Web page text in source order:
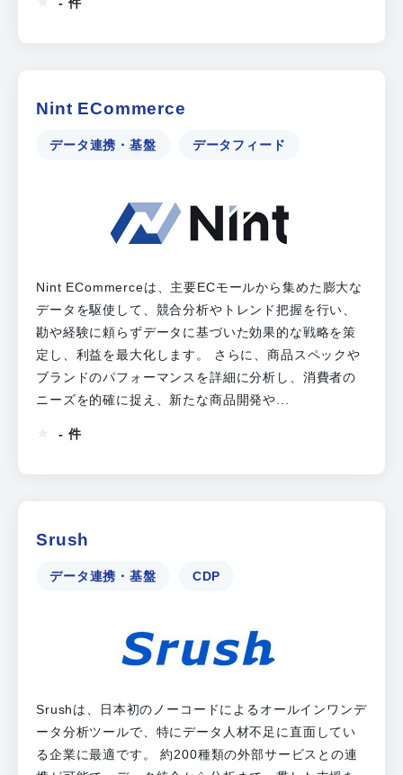
- 件
Nint ECommerce
データ連携・基盤 データフィード
Nint ECommerceは、主要ECモールから集めた膨大な
データを駆使して、競合分析やトレンド把握を行い、
勘や経験に頼らずデータに基づいた効果的な戦略を策
定し、利益を最大化します。 さらに、商品スペックや
ブランドのパフォーマンスを詳細に分析し、消費者の
ニーズを的確に捉え、新たな商品開発や...
- 件
Srush
データ連携・基盤 CDP
Srushは、日本初のノーコードによるオールインワンデ
ータ分析ツールで、特にデータ人材不足に直面してい
る企業に最適です。 約200種類の外部サービスとの連